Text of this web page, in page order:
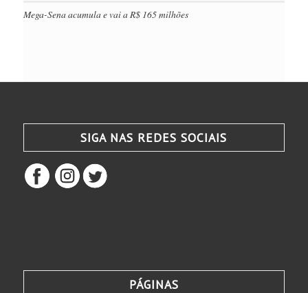
Mega-Sena acumula e vai a R$ 165 milhões
SIGA NAS REDES SOCIAIS
PÁGINAS